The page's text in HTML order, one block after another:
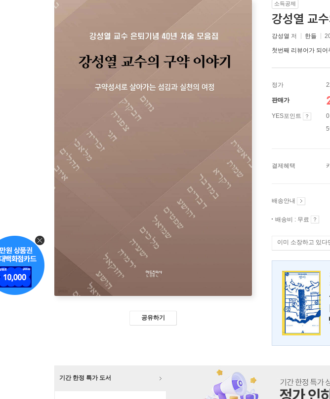
공유하기
소득공제
강성열 교
강성열 저 한들
첫번째 리뷰어가 되어
정가
판매가
YES포인트
결제혜택
배송안내
배송비 : 무료
이미 소장하고 있다
기간 한정 특가 도서